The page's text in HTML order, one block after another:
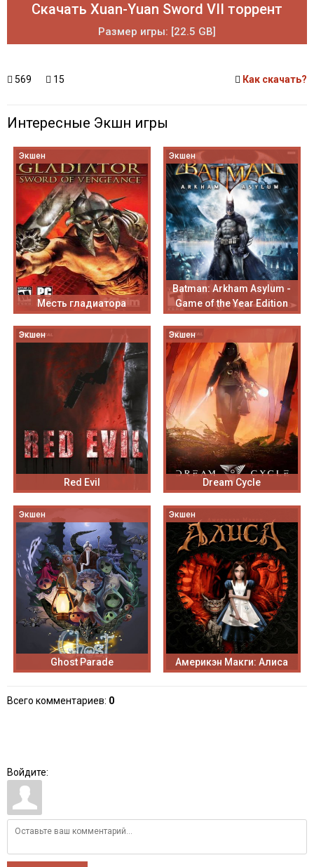
Скачать Xuan-Yuan Sword VII торрент
Размер игры: [22.5 GB]
569 15 Как скачать?
Интересные Экшн игры
Экшен
Месть гладиатора
Экшен
Batman: Arkham Asylum -
Game of the Year Edition
Экшен
Red Evil
Экшен
Dream Cycle
Экшен
Ghost Parade
Экшен
Америкэн Макги: Алиса
Всего комментариев: 0
Войдите: